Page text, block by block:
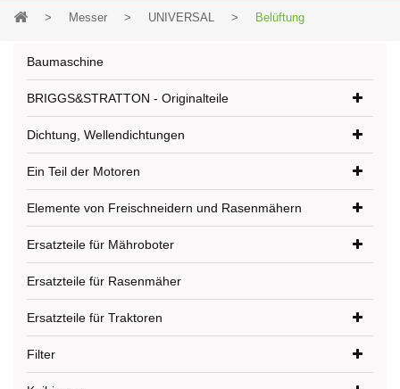
> Messer > UNIVERSAL > Belüftung
Baumaschine
BRIGGS&STRATTON - Originalteile
Dichtung, Wellendichtungen
Ein Teil der Motoren
Elemente von Freischneidern und Rasenmähern
Ersatzteile für Mähroboter
Ersatzteile für Rasenmäher
Ersatzteile für Traktoren
Filter